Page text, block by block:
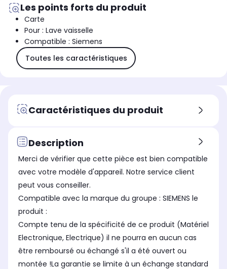
Les points forts du produit
Carte
Pour : Lave vaisselle
Compatible : Siemens
Toutes les caractéristiques
Caractéristiques du produit
Description
Merci de vérifier que cette pièce est bien compatible
avec votre modèle d'appareil. Notre service client
peut vous conseiller.
Compatible avec la marque du groupe : SIEMENS le
produit :
Compte tenu de la spécificité de ce produit (Matériel
Electronique, Electrique) il ne pourra en aucun cas
être remboursé ou échangé s'il a été ouvert ou
montée !La garantie se limite à un échange standard